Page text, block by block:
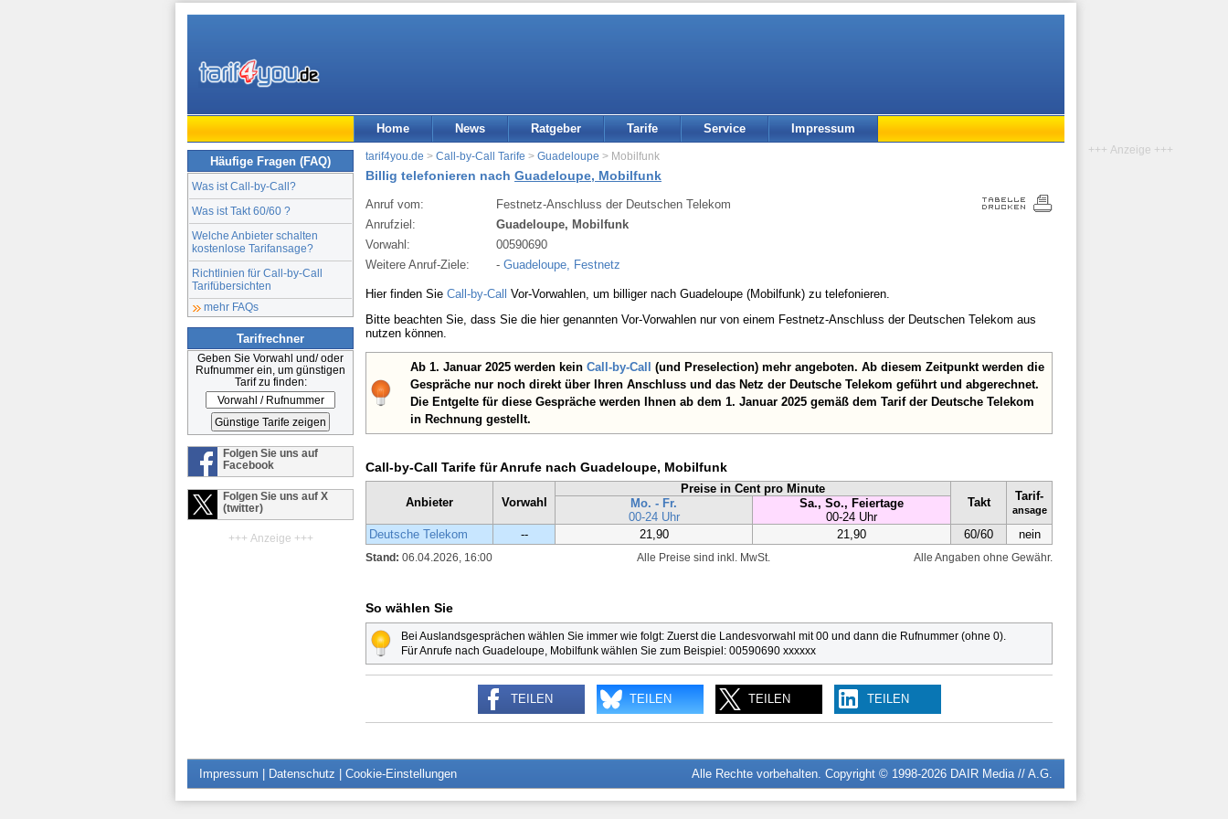
Home News Ratgeber Tarife Service Impressum
Häufige Fragen (FAQ)
Was ist Call-by-Call?
Was ist Takt 60/60 ?
Welche Anbieter schalten
kostenlose Tarifansage?
Richtlinien für Call-by-Call
Tarifübersichten
mehr FAQs
Tarifrechner
Geben Sie Vorwahl und/ oder
Rufnummer ein, um günstigen
Tarif zu finden:
Folgen Sie uns auf
Facebook
Folgen Sie uns auf X
(twitter)
+++ Anzeige +++
tarif4you.de > Call-by-Call Tarife > Guadeloupe > Mobilfunk
Billig telefonieren nach Guadeloupe, Mobilfunk
Anruf vom:
Festnetz-Anschluss der Deutschen Telekom
Anrufziel:
Guadeloupe, Mobilfunk
Vorwahl:
00590690
Weitere Anruf-Ziele:
- Guadeloupe, Festnetz
Hier finden Sie Call-by-Call Vor-Vorwahlen, um billiger nach Guadeloupe (Mobilfunk) zu telefonieren.
Bitte beachten Sie, dass Sie die hier genannten Vor-Vorwahlen nur von einem Festnetz-Anschluss der Deutschen Telekom aus
nutzen können.
Ab 1. Januar 2025 werden kein Call-by-Call (und Preselection) mehr angeboten. Ab diesem Zeitpunkt werden die
Gespräche nur noch direkt über Ihren Anschluss und das Netz der Deutsche Telekom geführt und abgerechnet.
Die Entgelte für diese Gespräche werden Ihnen ab dem 1. Januar 2025 gemäß dem Tarif der Deutsche Telekom
in Rechnung gestellt.
Call-by-Call Tarife für Anrufe nach Guadeloupe, Mobilfunk
Anbieter Vorwahl
Preise in Cent pro Minute
Takt
Tarif-
ansage
Mo. - Fr.
00-24 Uhr
Sa., So., Feiertage
00-24 Uhr
Deutsche Telekom
-- 21,90 21,90 60/60 nein
Stand: 06.04.2026, 16:00 Alle Angaben ohne Gewähr.
Alle Preise sind inkl. MwSt.
So wählen Sie
Bei Auslandsgesprächen wählen Sie immer wie folgt: Zuerst die Landesvorwahl mit 00 und dann die Rufnummer (ohne 0).
Für Anrufe nach Guadeloupe, Mobilfunk wählen Sie zum Beispiel: 00590690 xxxxxx
TEILEN TEILEN TEILEN TEILEN
+++ Anzeige +++
Alle Rechte vorbehalten. Copyright © 1998-2026 DAIR Media // A.G.
Impressum Datenschutz Cookie-Einstellungen